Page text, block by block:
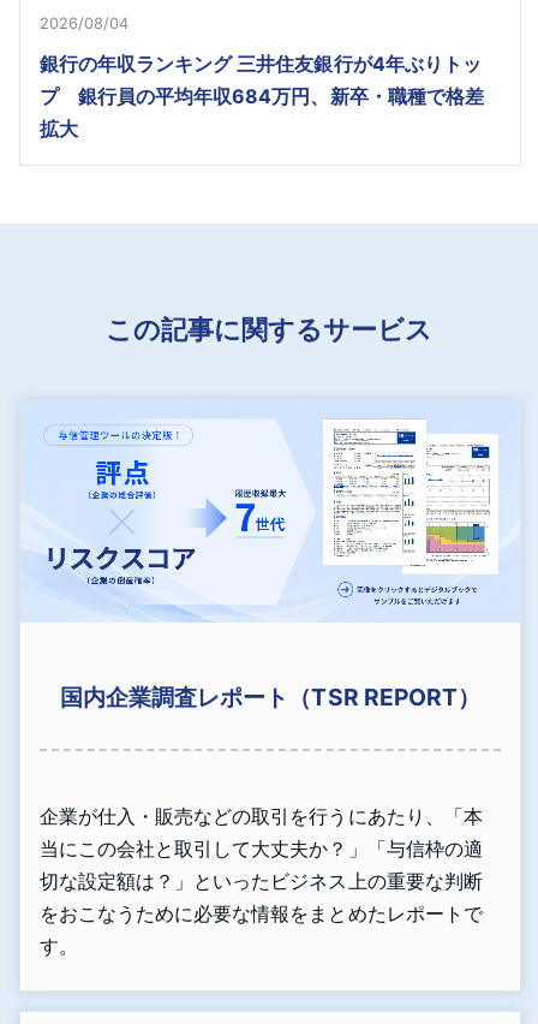
2026/08/04
銀行の年収ランキング 三井住友銀行が4年ぶりトッ
プ 銀行員の平均年収684万円、新卒・職種で格差
拡大
この記事に関するサービス
国内企業調査レポート（TSR REPORT）
企業が仕入・販売などの取引を行うにあたり、「本
当にこの会社と取引して大丈夫か？」「与信枠の適
切な設定額は？」といったビジネス上の重要な判断
をおこなうために必要な情報をまとめたレポートで
す。